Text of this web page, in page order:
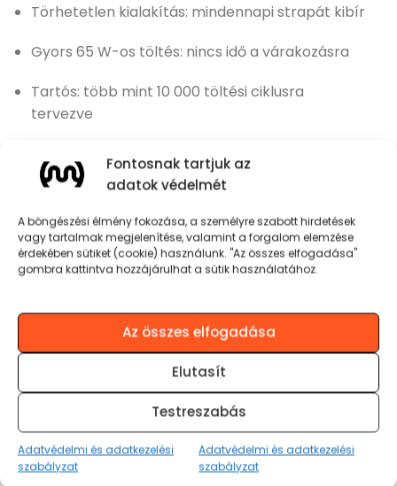
Fontosnak tartjuk az
adatok védelmét
A böngészési élmény fokozása, a személyre szabott hirdetések
vagy tartalmak megjelenítése, valamint a forgalom elemzése
érdekében sütiket (cookie) használunk. "Az összes elfogadása"
gombra kattintva hozzájárulhat a sütik használatához.
Az összes elfogadása
Elutasít
Testreszabás
Adatvédelmi és adatkezelési
szabályzat
Adatvédelmi és adatkezelési
szabályzat
Törhetetlen kialakítás: mindennapi strapát kibír
Gyors 65 W-os töltés: nincs idő a várakozásra
Tartós: több mint 10 000 töltési ciklusra
tervezve
Minden helyzetre: fesztivál, utazás, edzőterem –
a MOJO Robust™ mindig veled
Csak használsz. És mégis túlél.
MOJO Robust™ – A kábel, amit nem kímélsz.
Csak használsz. És mégis túlél.
KÁBEL SZÍNE
KOSÁRBA TESZEM